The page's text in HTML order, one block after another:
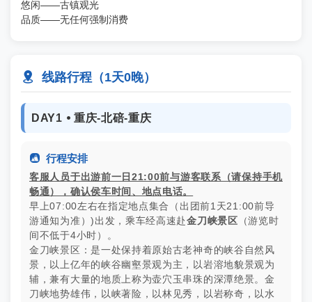
悠闲——古镇观光
品质——无任何强制消费
 线路行程（1天0晚）
DAY1 ⦁ 重庆-北碚-重庆
 行程安排
客服人员于出游前一日21:00前与游客联系（请保持手机
畅通），确认侯车时间、地点电话。
早上07:00左右在指定地点集合（出团前1天21:00前导
游通知为准）)出发，乘车经高速赴金刀峡景区 （游览时
间不低于4小时）。
金刀峡景区：是一处保持着原始古老神奇的峡谷自然风
景，以上亿年的峡谷幽壑景观为主，以岩溶地貌景观为
辅，兼有大量的地质上称为壶穴玉串珠的深潭绝景。金
刀峡地势雄伟，以峡著险，以林见秀，以岩称奇，以水